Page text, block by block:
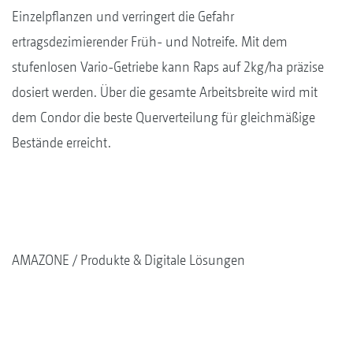
Einzelpflanzen und verringert die Gefahr
ertragsdezimierender Früh- und Notreife. Mit dem
stufenlosen Vario-Getriebe kann Raps auf 2kg/ha präzise
dosiert werden. Über die gesamte Arbeitsbreite wird mit
dem Condor die beste Querverteilung für gleichmäßige
Bestände erreicht.
AMAZONE Produkte & Digitale Lösungen